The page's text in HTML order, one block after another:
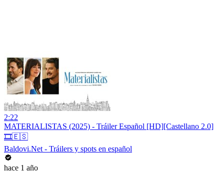
2:22
MATERIALISTAS (2025) - Tráiler Español [HD][Castellano 2.0]
🎞️🇪🇸
Baldovi.Net - Tráilers y spots en español
hace 1 año